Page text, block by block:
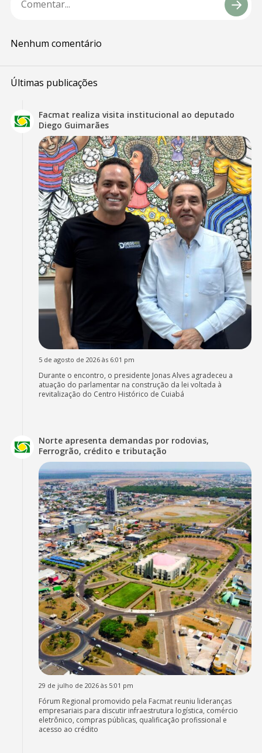
Nenhum comentário
Últimas publicações
Facmat realiza visita institucional ao deputado
Diego Guimarães
5 de agosto de 2026 às 6:01 pm
Durante o encontro, o presidente Jonas Alves agradeceu a
atuação do parlamentar na construção da lei voltada à
revitalização do Centro Histórico de Cuiabá
Norte apresenta demandas por rodovias,
Ferrogrão, crédito e tributação
29 de julho de 2026 às 5:01 pm
Fórum Regional promovido pela Facmat reuniu lideranças
empresariais para discutir infraestrutura logística, comércio
eletrônico, compras públicas, qualificação profissional e
acesso ao crédito